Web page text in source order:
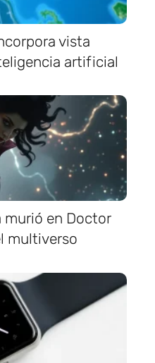
vista
artificial
murió en Doctor
multiverso